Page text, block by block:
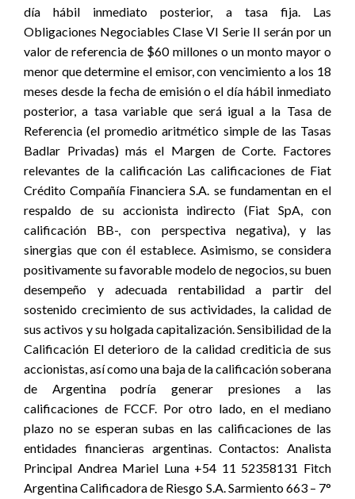
día hábil inmediato posterior, a tasa fija. Las
Obligaciones Negociables Clase VI Serie II serán por un
valor de referencia de $60 millones o un monto mayor o
menor que determine el emisor, con vencimiento a los 18
meses desde la fecha de emisión o el día hábil inmediato
posterior, a tasa variable que será igual a la Tasa de
Referencia (el promedio aritmético simple de las Tasas
Badlar Privadas) más el Margen de Corte. Factores
relevantes de la calificación Las calificaciones de Fiat
Crédito Compañía Financiera S.A. se fundamentan en el
respaldo de su accionista indirecto (Fiat SpA, con
calificación BB-, con perspectiva negativa), y las
sinergias que con él establece. Asimismo, se considera
positivamente su favorable modelo de negocios, su buen
desempeño y adecuada rentabilidad a partir del
sostenido crecimiento de sus actividades, la calidad de
sus activos y su holgada capitalización. Sensibilidad de la
Calificación El deterioro de la calidad crediticia de sus
accionistas, así como una baja de la calificación soberana
de Argentina podría generar presiones a las
calificaciones de FCCF. Por otro lado, en el mediano
plazo no se esperan subas en las calificaciones de las
entidades financieras argentinas. Contactos: Analista
Principal Andrea Mariel Luna +54 11 52358131 Fitch
Argentina Calificadora de Riesgo S.A. Sarmiento 663 – 7°